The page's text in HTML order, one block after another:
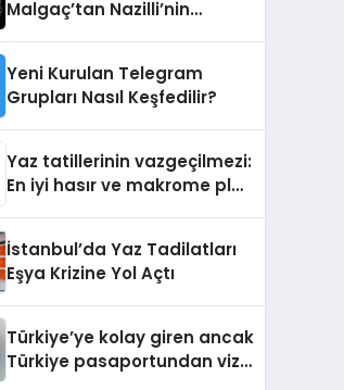
Malgaç’tan Nazilli’nin
Yeni Kurulan Telegram
Grupları Nasıl Keşfedilir?
Yaz tatillerinin vazgeçilmezi:
En iyi hasır ve makrome plaj
İstanbul’da Yaz Tadilatları
Eşya Krizine Yol Açtı
Türkiye’ye kolay giren ancak
Türkiye pasaportundan vize